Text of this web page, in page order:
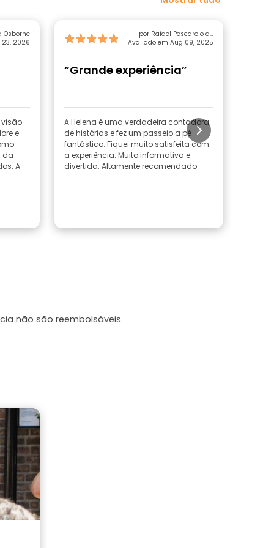
Osborne
2026
visão
e
da
A
por Rafael Pescarolo de
Carvalho
Avaliado em Aug 09, 2025
“Grande experiência”
A Helena é uma verdadeira contadora
de histórias e fez um passeio a pé
fantástico. Fiquei muito satisfeita com
a experiência. Muito informativa e
divertida. Altamente recomendado.
não são reembolsáveis.